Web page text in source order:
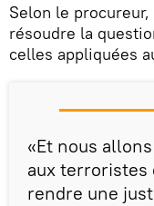
Selon le
résoudre la
celles appliquées
«Et nous
aux terroristes
rendre une